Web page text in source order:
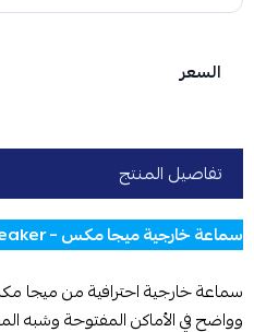
السعر
تفاصيل المنتج
سماعة خارجية ميجا مكس – MIGAMIX Outdoor Speaker
سماعة خارجية احترافية من
وواضح في الأماكن المفتوحة وشبه